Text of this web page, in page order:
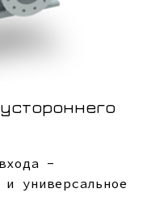
-
универсальное